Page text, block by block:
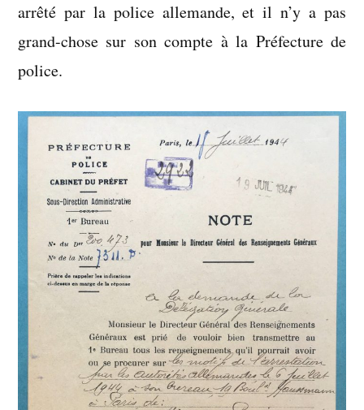
arrêté par la police allemande, et il n’y a pas
grand-chose sur son compte à la Préfecture de
police.